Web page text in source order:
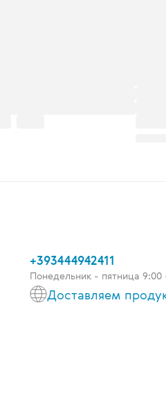
+393444942411
Понедельник - пятница 9:00
Доставляем